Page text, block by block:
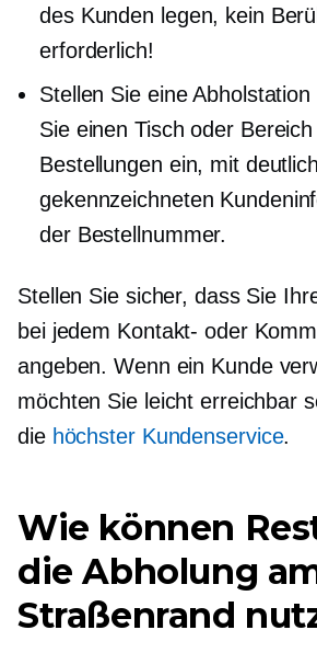
des Kunden legen, kein
erforderlich!
Stellen Sie eine
Sie einen Tisch oder
Bestellungen ein, mit deutlich
gekennzeichneten
der Bestellnummer.
Stellen Sie sicher, dass Sie
bei jedem Kontakt- oder
angeben. Wenn ein Kunde
möchten Sie leicht erreichbar
die höchster Kundenservice.
Wie können
die Abholung
Straßenrand